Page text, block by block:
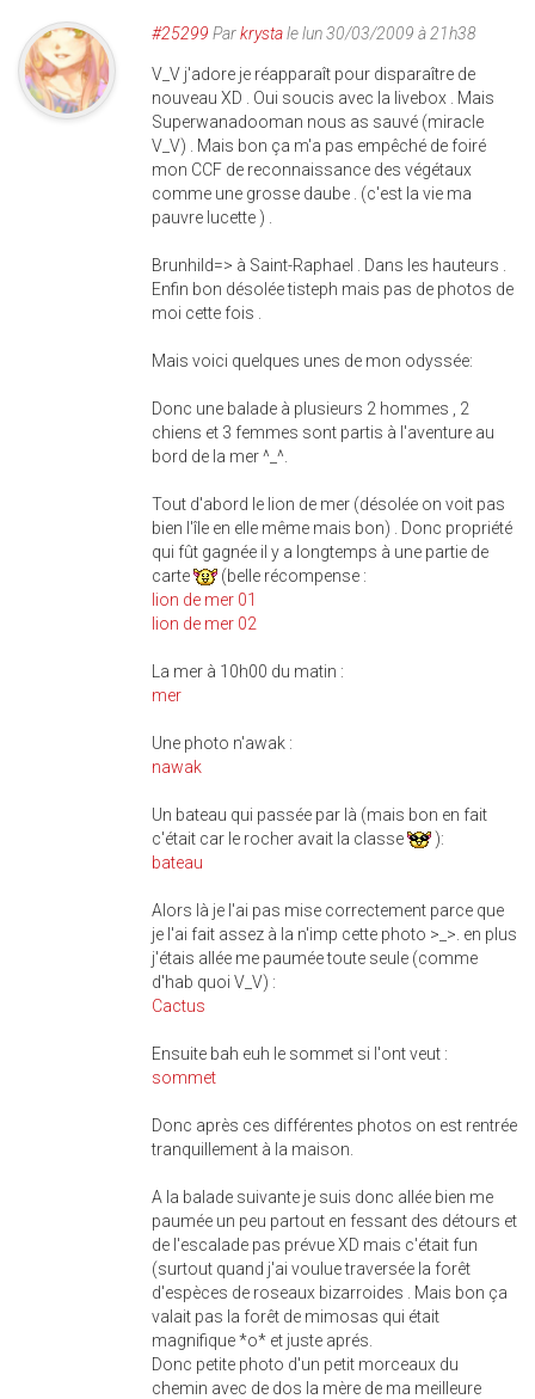
#25299 Parkrystale lun 30/03/2009 à 21h38
V_V j'adore je réapparaît pour disparaître de
nouveau XD . Oui soucis avec la livebox . Mais
Superwanadooman nous as sauvé (miracle
V_V) . Mais bon ça m'a pas empêché de foiré
mon CCF de reconnaissance des végétaux
comme une grosse daube . (c'est la vie ma
pauvre lucette ) .
Brunhild=> à Saint-Raphael . Dans les hauteurs .
Enfin bon désolée tisteph mais pas de photos de
moi cette fois .
Mais voici quelques unes de mon odyssée:
Donc une balade à plusieurs 2 hommes , 2
chiens et 3 femmes sont partis à l'aventure au
bord de la mer ^_^.
Tout d'abord le lion de mer (désolée on voit pas
bien l'île en elle même mais bon) . Donc propriété
qui fût gagnée il y a longtemps à une partie de
carte
(belle récompense :
lion de mer 01
lion de mer 02
La mer à 10h00 du matin :
mer
Une photo n'awak :
nawak
Un bateau qui passée par là (mais bon en fait
c'était car le rocher avait la classe
):
bateau
Alors là je l'ai pas mise correctement parce que
je l'ai fait assez à la n'imp cette photo >_>. en plus
j'étais allée me paumée toute seule (comme
d'hab quoi V_V) :
Cactus
Ensuite bah euh le sommet si l'ont veut :
sommet
Donc après ces différentes photos on est rentrée
tranquillement à la maison.
A la balade suivante je suis donc allée bien me
paumée un peu partout en fessant des détours et
de l'escalade pas prévue XD mais c'était fun
(surtout quand j'ai voulue traversée la forêt
d'espèces de roseaux bizarroides . Mais bon ça
valait pas la forêt de mimosas qui était
magnifique *o* et juste aprés.
Donc petite photo d'un petit morceaux du
chemin avec de dos la mère de ma meilleure